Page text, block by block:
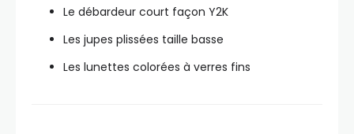
Le débardeur court façon Y2K
Les jupes plissées taille basse
Les lunettes colorées à verres fins